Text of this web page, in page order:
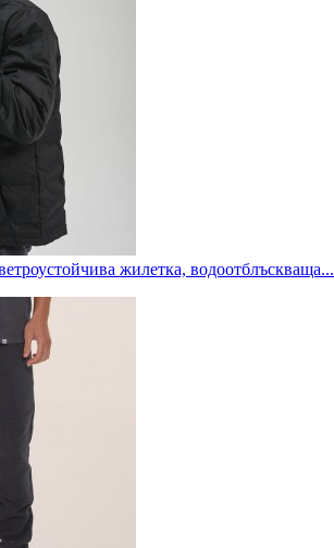
жилетка, водоотблъскваща...